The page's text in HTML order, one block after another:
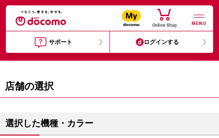
MENU
サポート ログインする
店舗の選択
選択した機種・カラー